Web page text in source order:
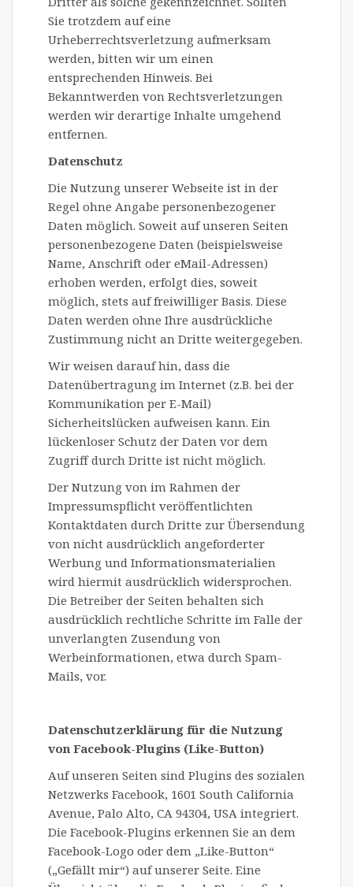
Sie trotzdem auf eine
Urheberrechtsverletzung aufmerksam
werden, bitten wir um einen
entsprechenden Hinweis. Bei
Bekanntwerden von Rechtsverletzungen
werden wir derartige Inhalte umgehend
entfernen.
Datenschutz
Die Nutzung unserer Webseite ist in der
Regel ohne Angabe personenbezogener
Daten möglich. Soweit auf unseren Seiten
personenbezogene Daten (beispielsweise
Name, Anschrift oder eMail-Adressen)
erhoben werden, erfolgt dies, soweit
möglich, stets auf freiwilliger Basis. Diese
Daten werden ohne Ihre ausdrückliche
Zustimmung nicht an Dritte weitergegeben.
Wir weisen darauf hin, dass die
Datenübertragung im Internet (z.B. bei der
Kommunikation per E-Mail)
Sicherheitslücken aufweisen kann. Ein
lückenloser Schutz der Daten vor dem
Zugriff durch Dritte ist nicht möglich.
Der Nutzung von im Rahmen der
Impressumspflicht veröffentlichten
Kontaktdaten durch Dritte zur Übersendung
von nicht ausdrücklich angeforderter
Werbung und Informationsmaterialien
wird hiermit ausdrücklich widersprochen.
Die Betreiber der Seiten behalten sich
ausdrücklich rechtliche Schritte im Falle der
unverlangten Zusendung von
Werbeinformationen, etwa durch Spam-
Mails, vor.
Datenschutzerklärung für die Nutzung
von Facebook-Plugins (Like-Button)
Auf unseren Seiten sind Plugins des sozialen
Netzwerks Facebook, 1601 South California
Avenue, Palo Alto, CA 94304, USA integriert.
Die Facebook-Plugins erkennen Sie an dem
Facebook-Logo oder dem „Like-Button“
(„Gefällt mir“) auf unserer Seite. Eine